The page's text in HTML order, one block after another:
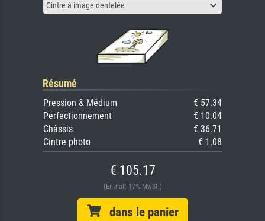
Cintre à image dentelée
Résumé
Pression & Médium
€ 57.34
Perfectionnement
€ 10.04
Châssis
€ 36.71
Cintre photo
€ 1.08
€ 105.17
(Enthält 17% MwSt.)
dans le panier